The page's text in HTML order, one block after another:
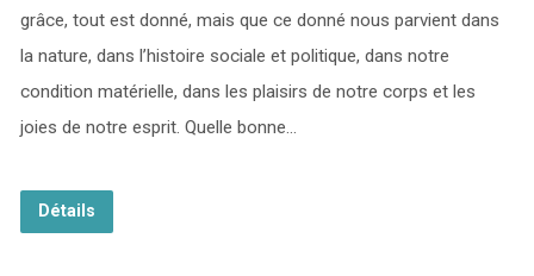
grâce, tout est donné, mais que ce donné nous parvient dans
la nature, dans l’histoire sociale et politique, dans notre
condition matérielle, dans les plaisirs de notre corps et les
joies de notre esprit. Quelle bonne…
Détails